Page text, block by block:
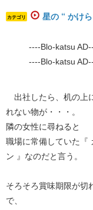
カテゴリ 星の “ かけ
----Blo-katsu
----Blo-katsu
出社したら、机の上
れない物が・・・。
隣の女性に尋ねると
職場に常備していた『
ン 』なのだと言う。
そろそろ賞味期限が切
で、